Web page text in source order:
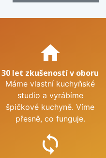
home
30 let zkušeností v oboru
Máme vlastní kuchyňské
studio a vyrábíme
špičkové kuchyně. Víme
přesně, co funguje.
sync